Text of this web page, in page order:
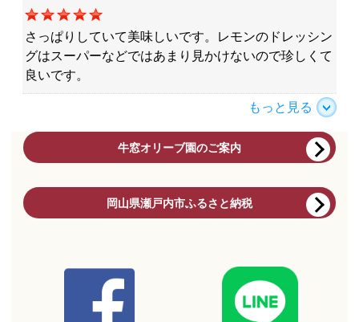
さっぱりしていて美味しいです。レモンのドレッシン
グはスーパーなどではあまり見かけないので珍しくて
良いです。
もっと見る
牛窓オリーブ園のご案内
岡山県瀬戸内市ふるさと納税